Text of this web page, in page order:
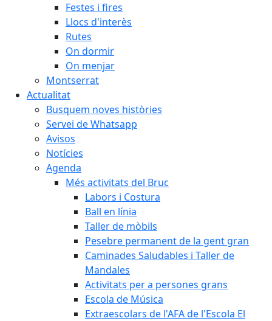
Festes i fires
Llocs d'interès
Rutes
On dormir
On menjar
Montserrat
Actualitat
Busquem noves històries
Servei de Whatsapp
Avisos
Notícies
Agenda
Més activitats del Bruc
Labors i Costura
Ball en línia
Taller de mòbils
Pesebre permanent de la gent gran
Caminades Saludables i Taller de
Mandales
Activitats per a persones grans
Escola de Música
Extraescolars de l'AFA de l'Escola El